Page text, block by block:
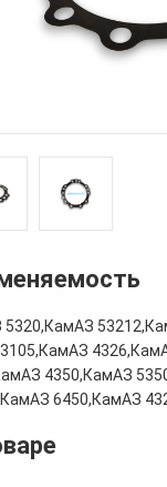
5320,КамАЗ
4350,КамАЗ
6450,КамАЗ